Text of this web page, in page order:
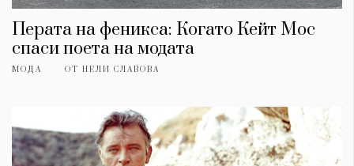
Перата на феникса: Когато Кейт Мос
спаси поета на модата
МОДА ОТ НЕЛИ СЛАВОВА